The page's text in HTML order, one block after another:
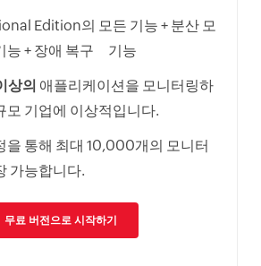
Edition의 모든 기능 + 분산 모
능 + 장애 복구 기능
상의 애플리케이션을 모니터링하
모 기업에 이상적입니다.
을 통해 최대 10,000개의 모니터
가능합니다.
무료 버전으로 시작하기